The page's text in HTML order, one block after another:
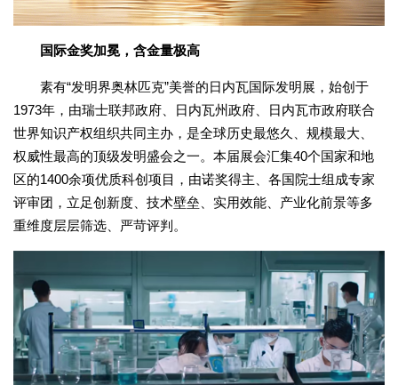
国际金奖加冕，含金量极高
素有“发明界奥林匹克”美誉的日内瓦国际发明展，始创于
1973年，由瑞士联邦政府、日内瓦州政府、日内瓦市政府联合
世界知识产权组织共同主办，是全球历史最悠久、规模最大、
权威性最高的顶级发明盛会之一。本届展会汇集40个国家和地
区的1400余项优质科创项目，由诺奖得主、各国院士组成专家
评审团，立足创新度、技术壁垒、实用效能、产业化前景等多
重维度层层筛选、严苛评判。